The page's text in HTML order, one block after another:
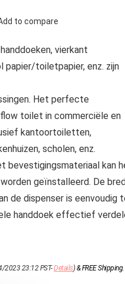
to compare
vierkant
papier/toiletpapier, enz. zijn
Het perfecte
toilet in commerciële en
kantoortoiletten,
scholen, enz.
bevestigingsmateriaal kan
geïnstalleerd. De
de dispenser is eenvoudig
handdoek effectief
2023 23:12 PST-Details)&FREE Shipping.